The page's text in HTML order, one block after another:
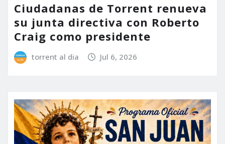
Ciudadanas de Torrent renueva
su junta directiva con Roberto
Craig como presidente
torrent al dia Jul 6, 2026